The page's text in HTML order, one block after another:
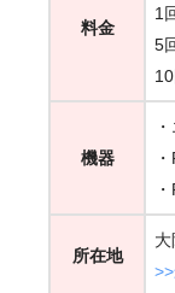
料金
1
5
機器
所在地